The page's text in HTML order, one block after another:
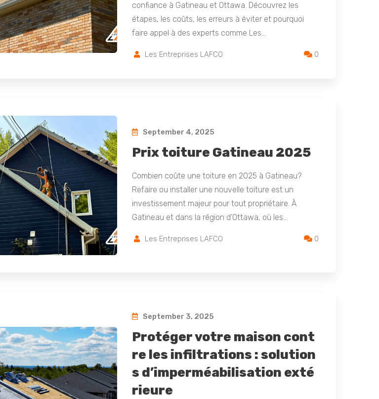
confiance à Gatineau et Ottawa. Découvrez les
étapes, les coûts, les erreurs à éviter et pourquoi
faire appel à des experts comme Les…
Les Entreprises LAFCO 0
September 4, 2025
Prix toiture Gatineau 2025
Combien coûte une toiture en 2025 à Gatineau?
Refaire ou installer une nouvelle toiture est un
investissement majeur pour tout propriétaire. À
Gatineau et dans la région d’Ottawa, où les…
Les Entreprises LAFCO 0
September 3, 2025
Protéger votre maison cont
re les infiltrations : solution
s d’imperméabilisation exté
rieure